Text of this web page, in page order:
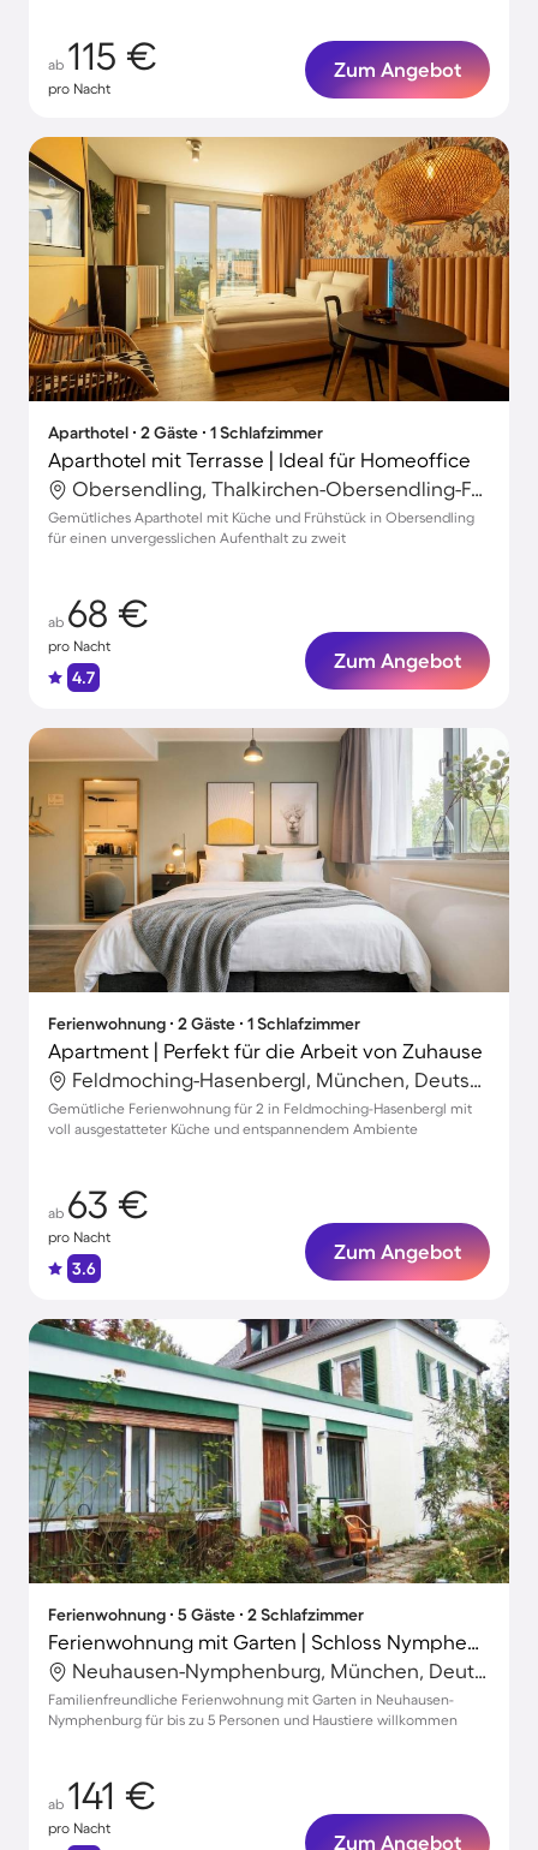
ab 115 €
pro Nacht
Zum Angebot
Aparthotel ∙ 2 Gäste ∙ 1 Schlafzimmer
Aparthotel mit Terrasse | Ideal für Homeoffice
Obersendling, Thalkirchen-Obersendling-Forstenried-Fürstenried-Solln, München
Gemütliches Aparthotel mit Küche und Frühstück in Obersendling
für einen unvergesslichen Aufenthalt zu zweit
ab 68 €
pro Nacht
4.7
Zum Angebot
Ferienwohnung ∙ 2 Gäste ∙ 1 Schlafzimmer
Apartment | Perfekt für die Arbeit von Zuhause
Feldmoching-Hasenbergl, München, Deutschland
Gemütliche Ferienwohnung für 2 in Feldmoching-Hasenbergl mit
voll ausgestatteter Küche und entspannendem Ambiente
ab 63 €
pro Nacht
3.6
Zum Angebot
Ferienwohnung ∙ 5 Gäste ∙ 2 Schlafzimmer
Ferienwohnung mit Garten | Schloss Nymphenburg in der Nähe | Stadtblick
Neuhausen-Nymphenburg, München, Deutschland
Familienfreundliche Ferienwohnung mit Garten in Neuhausen-
Nymphenburg für bis zu 5 Personen und Haustiere willkommen
ab 141 €
pro Nacht
Zum Angebot